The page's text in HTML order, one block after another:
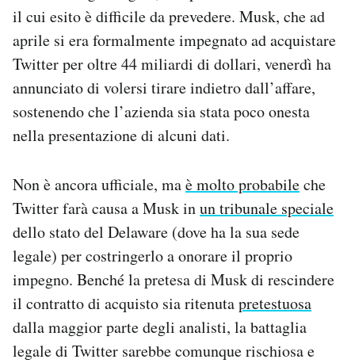
Regala il Post
Hai bisogno di aiuto?
Esci
il cui esito è difficile da prevedere. Musk, che ad
aprile si era formalmente impegnato ad acquistare
Twitter per oltre 44 miliardi di dollari, venerdì ha
annunciato di volersi tirare indietro dall’affare,
sostenendo che l’azienda sia stata poco onesta
nella presentazione di alcuni dati.
Non è ancora ufficiale, maè molto probabileche
Twitter farà causa a Musk inun tribunale speciale
dello stato del Delaware (dove ha la sua sede
legale) per costringerlo a onorare il proprio
impegno. Benché la pretesa di Musk di rescindere
il contratto di acquisto sia ritenutapretestuosa
dalla maggior parte degli analisti, la battaglia
legale di Twitter sarebbe comunque rischiosa e